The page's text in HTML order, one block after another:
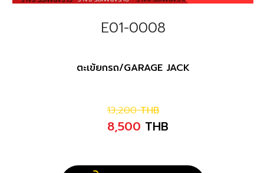
E01-0008
ตะเข้ยกรถ/GARAGE JACK
13,200 THB
8,500 THB